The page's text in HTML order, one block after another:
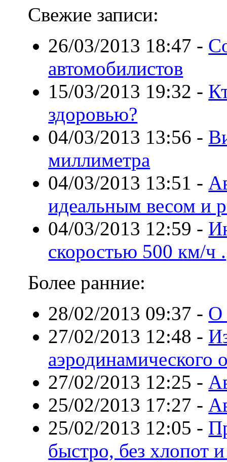
Свежие записи:
26/03/2013 18:47 -
автомобилистов
15/03/2013 19:32 -
здоровью?
04/03/2013 13:56 -
миллиметра
04/03/2013 13:51 -
идеальным весом и
04/03/2013 12:59 -
скоростью 500 км/ч .
Более ранние:
28/02/2013 09:37 - О
27/02/2013 12:48 -
аэродинамического
27/02/2013 12:25 -
25/02/2013 17:27 -
25/02/2013 12:05 -
быстро, без хлопот